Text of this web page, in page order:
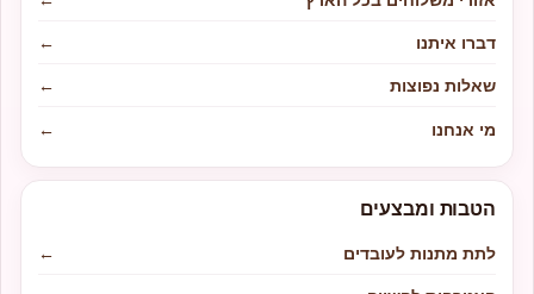
דברו איתנו
←
שאלות נפוצות
←
מי אנחנו
←
הטבות ומבצעים
לתת מתנות לעובדים
←